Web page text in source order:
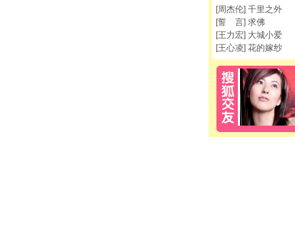
[周杰伦] 千里之外
[誓 言] 求佛
[王力宏] 大城小爱
[王心凌] 花的嫁纱